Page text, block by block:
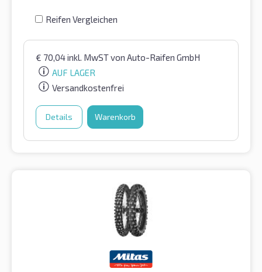
Reifen Vergleichen
€ 70,04inkl. MwSTvon Auto-Raifen GmbH
AUF LAGER
Versandkostenfrei
Details Warenkorb